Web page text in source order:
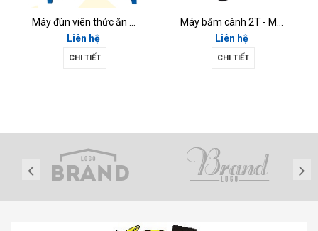
Liên hệ
CHI TIẾT
Liên hệ
CHI TIẾT